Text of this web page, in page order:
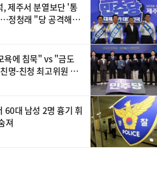
, 제주서 분열보단 '통
정청래 "당 공격해
욕에 침묵" vs "금도
명-친청 최고위원 후
60대 남성 2명 흉기 휘
져